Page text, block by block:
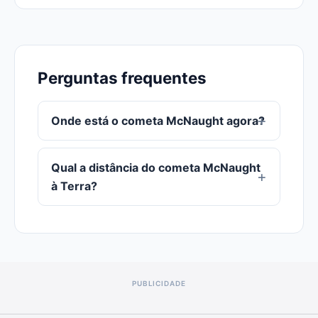
Perguntas frequentes
Onde está o cometa McNaught agora?
Qual a distância do cometa McNaught
à Terra?